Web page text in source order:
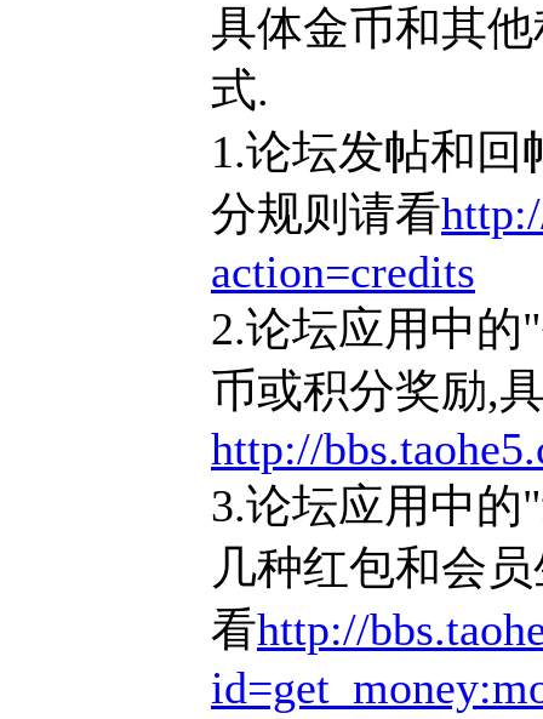
具体金币和其
式.
1.论坛发帖和
分规则请看
action=credits
2.论坛应用中
币或积分奖励,
http://
3.论坛应用中
几种红包和会
看http://